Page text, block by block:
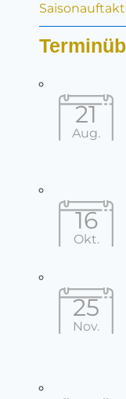
Saisonauftakt
21
Aug.
16
Okt.
25
Nov.